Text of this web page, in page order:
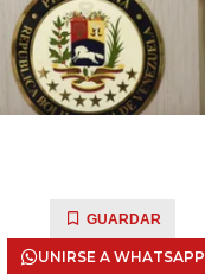
GUARDAR
UNIRSE A WHATSAPP